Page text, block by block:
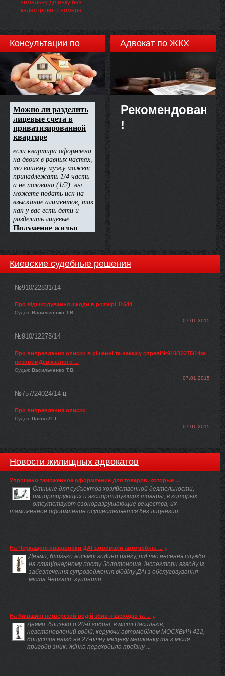
земельну ділянку без
кадастрового номера
Консультации по
недвижимости
Адвокат по ЖКХ
Рекомендовано
!
Киевские судебные решения
№910/22831/14
Про відшкодування шкоди в розмірі 11644
Судья: Васильченко Т.В.
07.01.2015
№910/12275/14
Про виправлення описки в рішенні та наказіу справі№910/12275/14за
позовомДержавного ...
Судья: Васильченко Т.В.
07.01.2015
№757/24024/14-ц
Про виправлення описки
Судья: Цокол Л. І.
07.01.2015
Новости жилищных адвокатов
Упрощено таможенное оформление для товаров, которые ...
Отныне для субъектов хозяйственной деятельности,
импортирующих и экспортирующих товары, в которых
отсутствуют озоноразрушающие вещества, их
таможенное оформление осуществляется без лицензии. ...
На Черкащині працівники ДАІ затримали автомобіль ...
Днями, близько восьмої години ранку, під час несення служби
на стаціонарному посту Золотоноша, інспектори взводу із
забезпечення супроводження відділу ДАІ з обслуговування
міста Черкаси, зупинили ...
На Київщині нетверезий водій збив пішоходів та ...
Днями, близько о 20-й годині, в місті Васильків,
невстановлений водій, керуючи автомобілем МОСКВИЧ 412,
допустив наїзд на 27-річну місцеву мешканку та з місця
пригоди зник. Жінка переходила проїзну ...